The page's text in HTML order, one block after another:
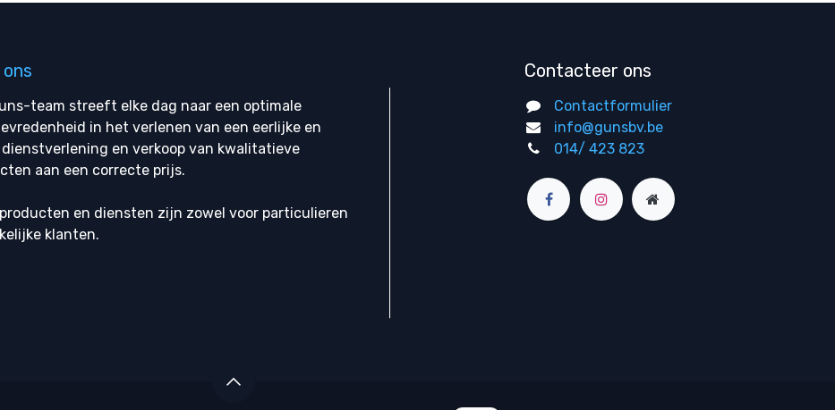
team streeft elke dag naar een optimale
in het verlenen van een eerlijke en
en verkoop van kwalitatieve
aan een correcte prijs.
en diensten zijn zowel voor particulieren
klanten.
Contacteer ons
Contactformulier
info@gunsbv.be
014/ 423 823